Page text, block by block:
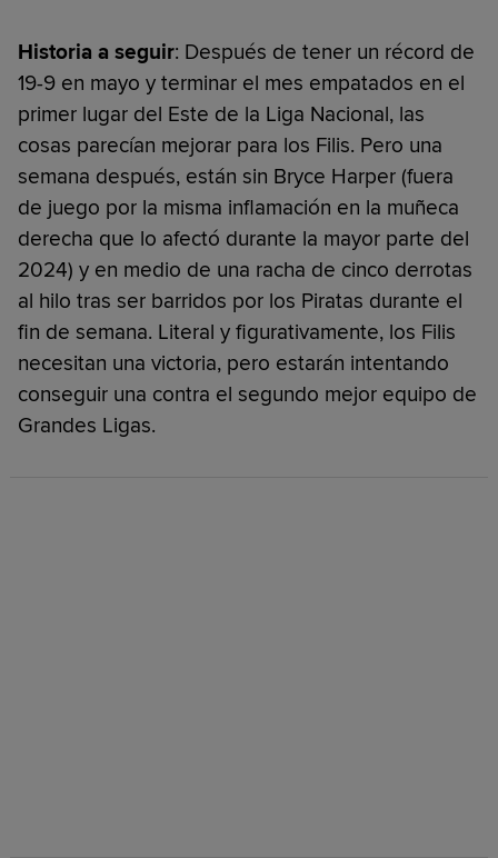
Historia a seguir: Después de tener un récord de
19-9 en mayo y terminar el mes empatados en el
primer lugar del Este de la Liga Nacional, las
cosas parecían mejorar para los Filis. Pero una
semana después, están sin Bryce Harper (fuera
de juego por la misma inflamación en la muñeca
derecha que lo afectó durante la mayor parte del
2024) y en medio de una racha de cinco derrotas
al hilo tras ser barridos por los Piratas durante el
fin de semana. Literal y figurativamente, los Filis
necesitan una victoria, pero estarán intentando
conseguir una contra el segundo mejor equipo de
Grandes Ligas.